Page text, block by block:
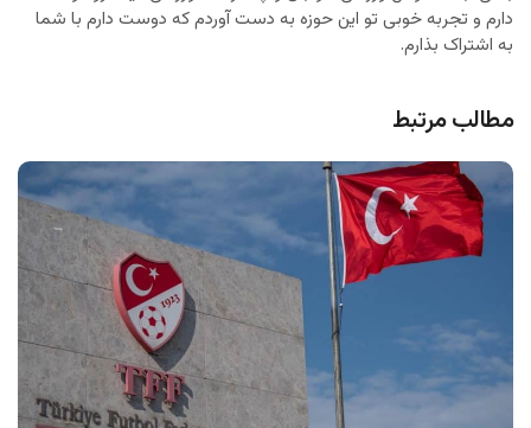
دارم و تجربه خوبی تو این حوزه به دست آوردم که دوست دارم با شما
به اشتراک بذارم.
مطالب مرتبط